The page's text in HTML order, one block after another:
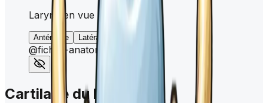
Larynx en vue antérieure
Antérieure Latérale
@fiches-anatomie.com
Cartilage du larynx